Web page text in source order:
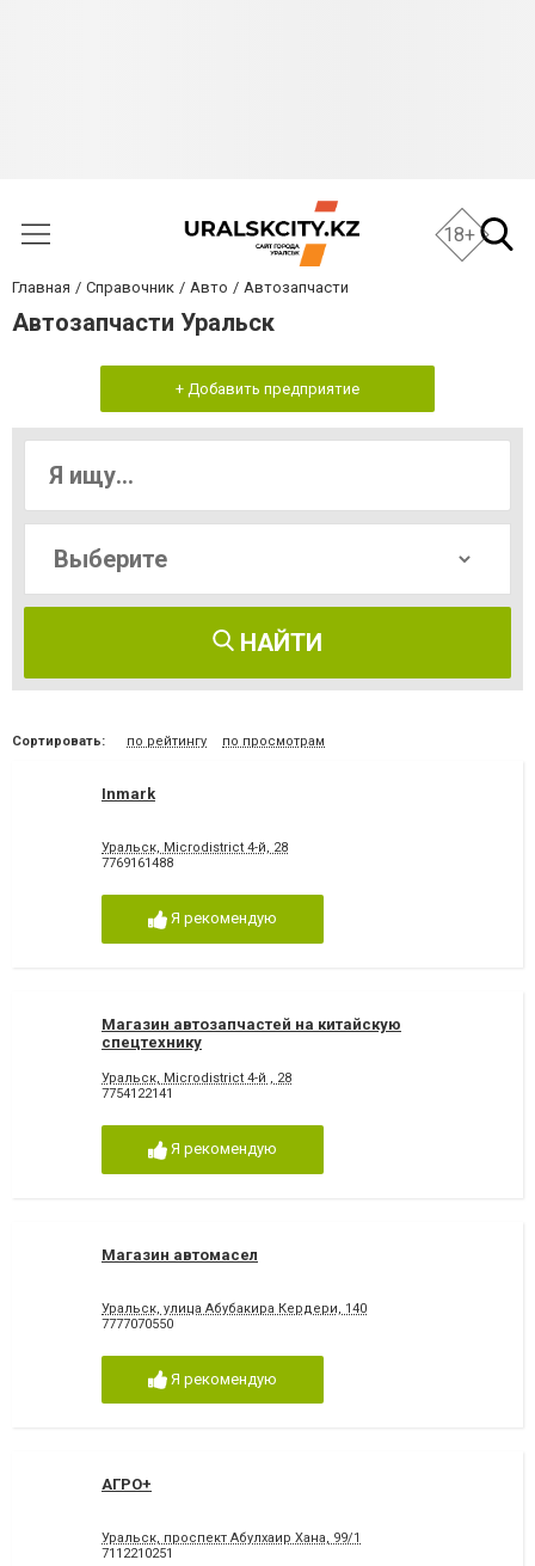
18+
Главная Справочник Авто Автозапчасти
Автозапчасти Уральск
+ Добавить предприятие
НАЙТИ
Сортировать: по рейтингу по просмотрам
Inmark
Уральск, Microdistrict 4-й, 28
7769161488
Я рекомендую
Магазин автозапчастей на китайскую
спецтехнику
Уральск, Microdistrict 4-й , 28
7754122141
Я рекомендую
Магазин автомасел
Уральск, улица Абубакира Кердери, 140
7777070550
Я рекомендую
АГРО+
Уральск, проспект Абулхаир Хана, 99/1
7112210251